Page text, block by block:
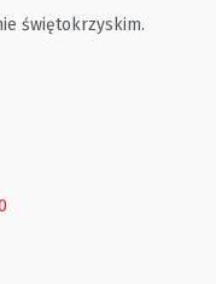
świętokrzyskim.